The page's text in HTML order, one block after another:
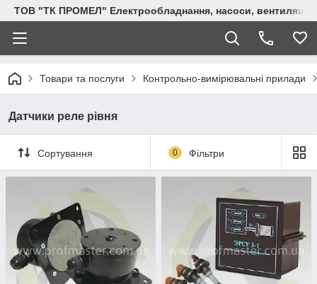
ТОВ "ТК ПРОМЕЛ" Електрообладнання, насоси, вентиляція,
Товари та послуги Контрольно-вимірювальні прилади
Датчики реле рівня
Сортування 0 Фільтри